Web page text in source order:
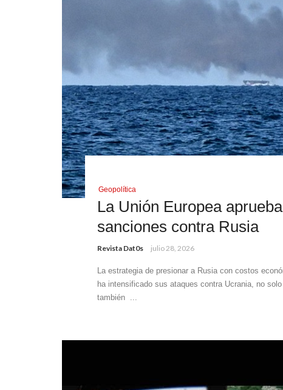
Geopolítica
La Unión Europea
sanciones contra Rusia
Revista Dat0s julio 28, 2026
La estrategia de presionar a Rusia con costos
ha intensificado sus ataques contra Ucrania, no
también ...